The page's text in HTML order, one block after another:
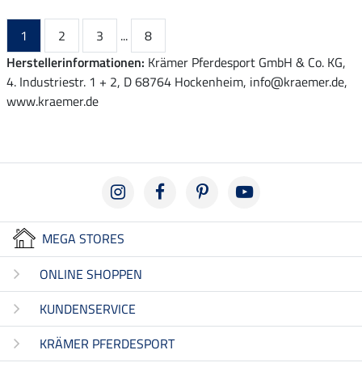
1 2 3 ...
8
Herstellerinformationen: Krämer Pferdesport GmbH & Co. KG,
4. Industriestr. 1 + 2, D 68764 Hockenheim, info@kraemer.de,
www.kraemer.de
MEGA STORES
ONLINE SHOPPEN
KUNDENSERVICE
KRÄMER PFERDESPORT